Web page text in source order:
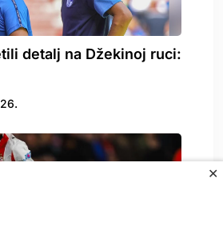
✕
detalj na Džekinoj ruci: